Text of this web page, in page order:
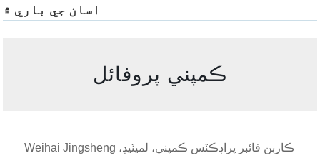
اسان جي باري ۾
ڪمپني پروفائل
Weihai Jingsheng ڪاربن فائبر پراڊڪٽس ڪمپني، لميٽيڊ،